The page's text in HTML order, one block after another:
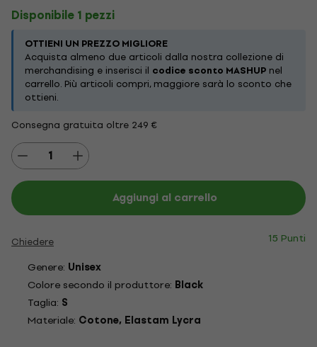
Disponibile 1 pezzi
OTTIENI UN PREZZO MIGLIORE
Acquista almeno due articoli dalla nostra collezione di
merchandising e inserisci il codice sconto MASHUP nel
carrello. Più articoli compri, maggiore sarà lo sconto che
ottieni.
Consegna gratuita oltre 249 €
Aggiungi al carrello
Chiedere
15 Punti
Genere: Unisex
Colore secondo il produttore: Black
Taglia: S
Materiale: Cotone, Elastam Lycra